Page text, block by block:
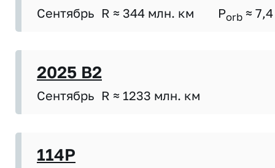
Сентябрь R ≈ 344 млн. км Porb ≈ 7,4
2025 B2
Сентябрь R ≈ 1233 млн. км
114P